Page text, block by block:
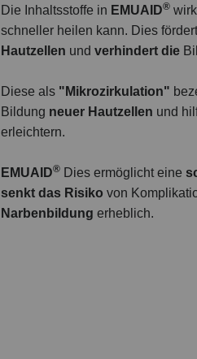
Die Inhaltsstoffe in EMUAID®
schneller heilen kann. Dies
Hautzellen und verhindert die
Diese als "Mikrozirkulation"
Bildung neuer Hautzellen und
erleichtern.
EMUAID® Dies ermöglicht eine
senkt das Risiko von
Narbenbildung erheblich.